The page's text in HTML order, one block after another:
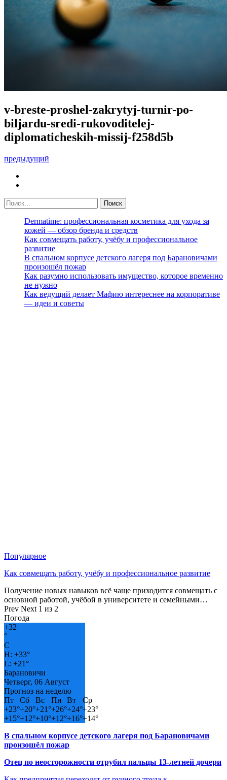
v-breste-proshel-zakrytyj-turnir-po-
biljardu-sredi-rukovoditelej-
diplomaticheskih-missij-f258d5b
предыдущий
Dermatime: профессиональная косметика для ухода за
кожей — обзор бренда и средств
Как совмещать работу, учёбу и профессиональное
развитие
В спальном корпусе детского лагеря под Барановичами
произошёл пожар
Как разумно использовать имущество, которое временно
не нужно
Как ведущий делает Мафию интереснее на корпоративе
— идеи и советы
Популярное
Как совмещать работу, учёбу и профессиональное развитие
Получение новых навыков всё чаще приходится совмещать с
основной работой, учёбой в университете и семейными…
Prev Next 1 из 2
Погода
+32
°
C
H: +33°
L: +21°
Барановичи
Четверг, 06 Август
Прогноз на неделю
Пт
Сб Вс Пн Вт
Ср
+23°+20°+21°+26°+24°+23°
+15°+12°+10°+12°+16°+14°
В спальном корпусе детского лагеря под Барановичами
произошёл пожар
Отец по неосторожности отрубил пальцы 13-летней дочери